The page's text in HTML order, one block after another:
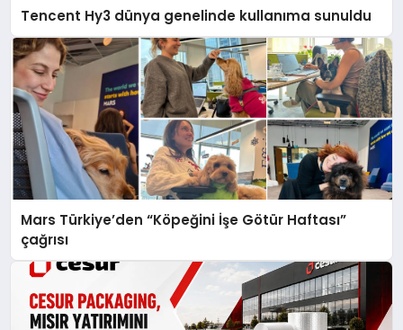
Tencent Hy3 dünya genelinde kullanıma sunuldu
Mars Türkiye’den “Köpeğini İşe Götür Haftası”
çağrısı